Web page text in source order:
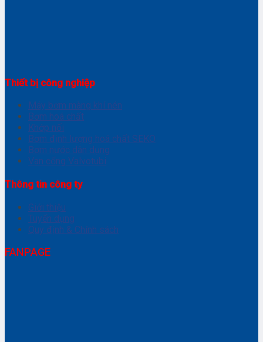
Thiết bị công nghiệp
Máy bơm màng khí nén
Bơm hoá chất
Khớp nối
Bơm định lượng hoá chất SEKO
Bơm nước dân dụng
Van cổng Valvotubi
Thông tin công ty
Giới thiệu
Tuyển dụng
Quy định & Chính sách
FANPAGE